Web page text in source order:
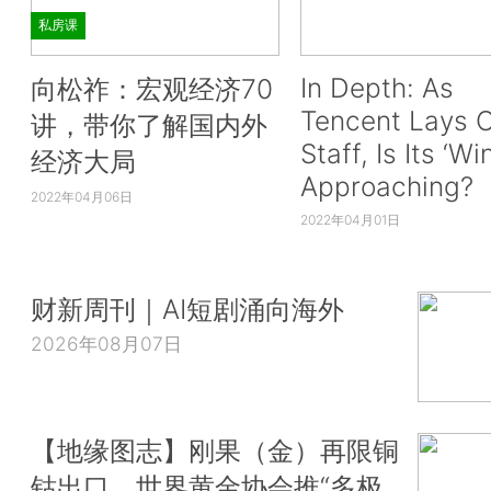
私房课
向松祚：宏观经济70
讲，带你了解国内外
经济大局
2022年04月06日
In Depth: As
Tencent Lays
Staff, Is Its
Approaching?
2022年04月01日
财新周刊｜AI短剧涌向海外
2026年08月07日
【地缘图志】刚果（金）再限铜